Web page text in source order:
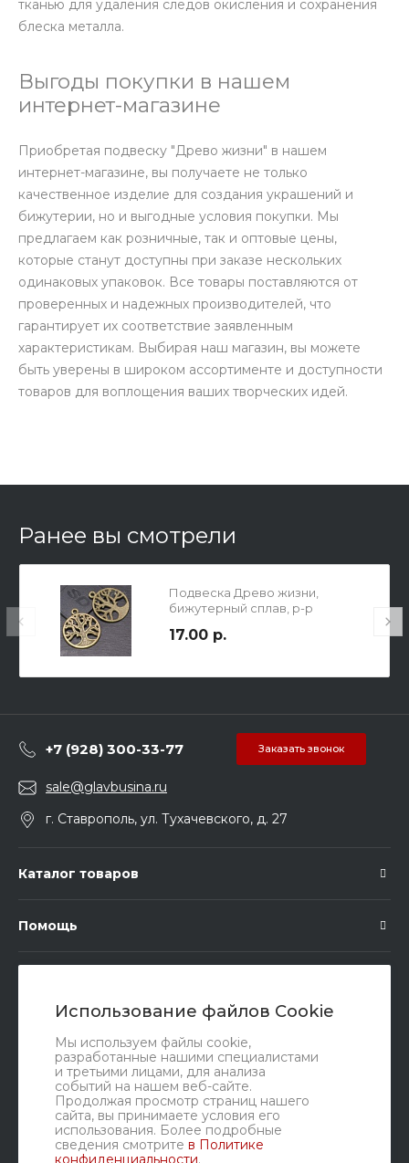
Использование файлов Cookie
Мы используем файлы cookie,
разработанные нашими специалистами
и третьими лицами, для анализа
событий на нашем веб-сайте.
Продолжая просмотр страниц нашего
сайта, вы принимаете условия его
использования. Более подробные
сведения смотрите в Политике
конфиденциальности.
тканью для удаления следов окисления и сохранения
блеска металла.
Выгоды покупки в нашем
интернет-магазине
Приобретая подвеску "Древо жизни" в нашем
интернет-магазине, вы получаете не только
качественное изделие для создания украшений и
бижутерии, но и выгодные условия покупки. Мы
предлагаем как розничные, так и оптовые цены,
которые станут доступны при заказе нескольких
одинаковых упаковок. Все товары поставляются от
проверенных и надежных производителей, что
гарантирует их соответствие заявленным
характеристикам. Выбирая наш магазин, вы можете
быть уверены в широком ассортименте и доступности
товаров для воплощения ваших творческих идей.
Ранее вы смотрели
Подвеска Древо жизни,
бижутерный сплав, р-р
бронза.
17.00 р.
+7 (928) 300-33-77 Заказать звонок
sale@glavbusina.ru
г. Ставрополь, ул. Тухачевского, д. 27
Каталог товаров
Помощь
Мы в соц. сетях